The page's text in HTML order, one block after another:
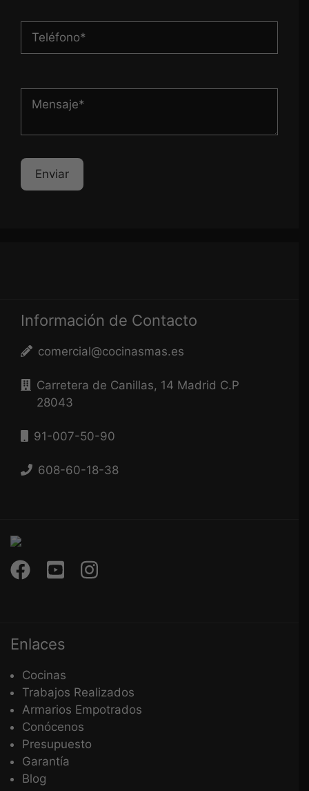
Información de Contacto
comercial@cocinasmas.es
Carretera de Canillas, 14 Madrid C.P
28043
91-007-50-90
608-60-18-38
Enlaces
Cocinas
Trabajos Realizados
Armarios Empotrados
Conócenos
Presupuesto
Garantía
Blog